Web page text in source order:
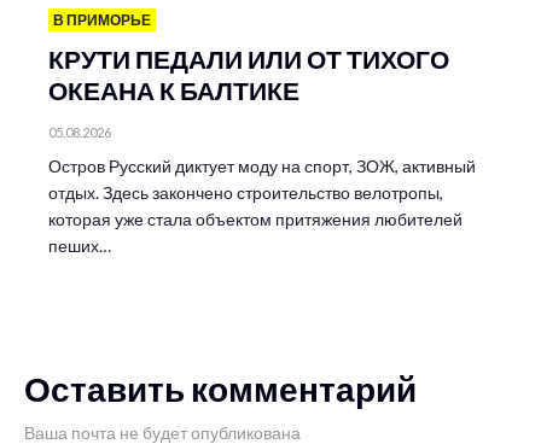
В ПРИМОРЬЕ
КРУТИ ПЕДАЛИ ИЛИ ОТ ТИХОГО
ОКЕАНА К БАЛТИКЕ
05.08.2026
Остров Русский диктует моду на спорт, ЗОЖ, активный
отдых. Здесь закончено строительство велотропы,
которая уже стала объектом притяжения любителей
пеших…
Оставить комментарий
Ваша почта не будет опубликована